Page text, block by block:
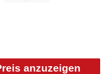
anzuzeigen